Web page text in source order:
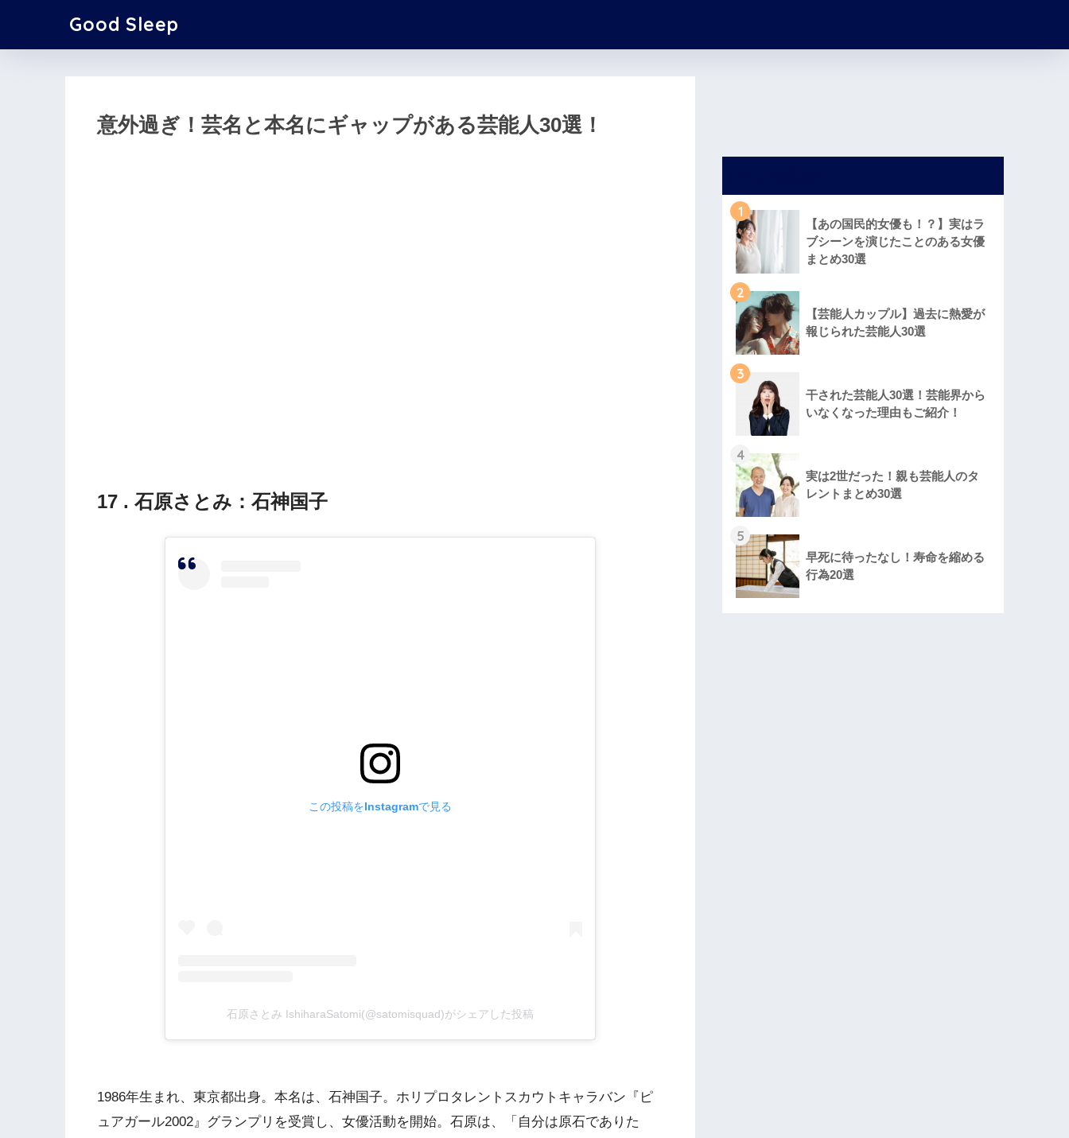
Good Sleep
意外過ぎ！芸名と本名にギャップがある芸能人30選！
17 . 石原さとみ：石神国子
この投稿をInstagramで見る
石原さとみ IshiharaSatomi(@satomisquad)がシェアした投稿
1986年生まれ、東京都出身。本名は、石神国子。ホリプロタレントスカウトキャラバン『ピ
ュアガール2002』グランプリを受賞し、女優活動を開始。石原は、「自分は原石でありた
1
【あの国民的女優も！？】実はラ
ブシーンを演じたことのある女優
まとめ30選
2
【芸能人カップル】過去に熱愛が
報じられた芸能人30選
3
干された芸能人30選！芸能界から
いなくなった理由もご紹介！
4
実は2世だった！親も芸能人のタ
レントまとめ30選
5
早死に待ったなし！寿命を縮める
行為20選